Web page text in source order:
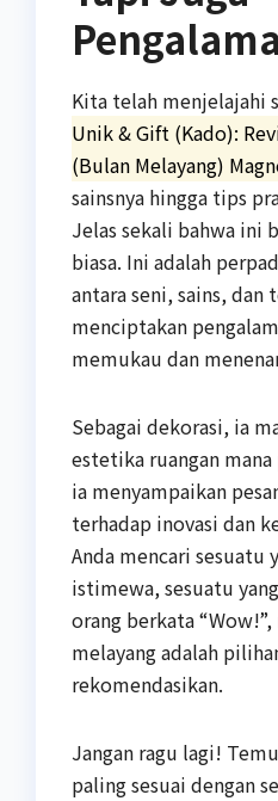
Kita telah menjelajahi
Unik & Gift (Kado):
(Bulan Melayang)
sainsnya hingga tips
Jelas sekali bahwa ini
biasa. Ini adalah
antara seni, sains, dan
menciptakan
memukau dan
Sebagai dekorasi, ia
estetika ruangan
ia menyampaikan
terhadap inovasi dan
Anda mencari sesuatu
istimewa, sesuatu
orang berkata
melayang adalah
rekomendasikan.
Jangan ragu lagi!
paling sesuai dengan